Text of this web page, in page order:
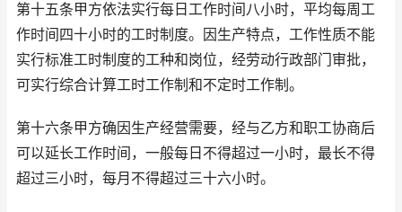
第十五条甲方依法实行每日工作时间八小时，平均每周工
作时间四十小时的工时制度。因生产特点，工作性质不能
实行标准工时制度的工种和岗位，经劳动行政部门审批，
可实行综合计算工时工作制和不定时工作制。
第十六条甲方确因生产经营需要，经与乙方和职工协商后
可以延长工作时间，一般每日不得超过一小时，最长不得
超过三小时，每月不得超过三十六小时。